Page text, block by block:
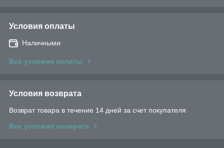
Условия оплаты
Наличными
Все условия оплаты
Условия возврата
Возврат товара в течение 14 дней за счет покупателя
Все условия возврата